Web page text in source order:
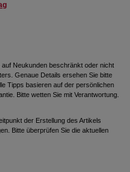
Neukunden beschränkt oder nicht
Genaue Details ersehen Sie bitte
Tipps basieren auf der persönlichen
Bitte wetten Sie mit Verantwortung.
der Erstellung des Artikels
Bitte überprüfen Sie die aktuellen